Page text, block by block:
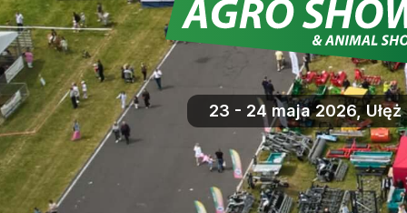
23 - 24 maja 2026, Ułęż